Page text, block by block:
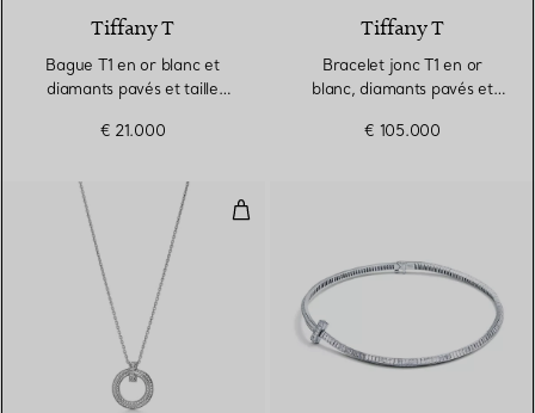
Tiffany T
Bague T1 en or blanc et
diamants pavés et taille
€ 21.000
Tiffany T
Bracelet jonc T1 en or
blanc, diamants pavés et
€ 105.000
Pendentif Cercle T1 étroit en or